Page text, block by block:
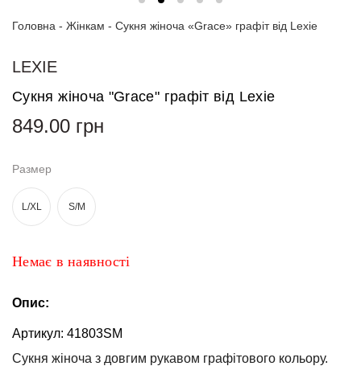
Сукні
Піджаки
та
Футболки
та поло
Джинси
та
брюки
боді
білизна
сумки
Головна - Жінкам - Сукня жіноча «Grace» графіт від Lexie
LEXIE
Сукня жіноча "Grace" графіт від Lexie
849.00 грн
Размер
L/XL S/M
Немає в наявності
Опис:
Артикул: 41803SM
Сукня жіноча з довгим рукавом графітового кольору.